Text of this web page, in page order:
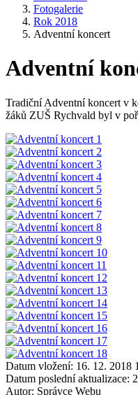
Fotogalerie
Rok 2018
Adventní koncert
Adventní
Tradiční Adventní koncert v
žáků ZUŠ Rychvald byl v
Datum vložení: 16. 12. 2018
Datum poslední aktualizace:
Autor: Správce Webu